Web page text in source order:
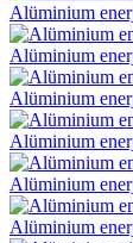
Alüminium
Alüminium
Alüminium
Alüminium
Alüminium
Alüminium